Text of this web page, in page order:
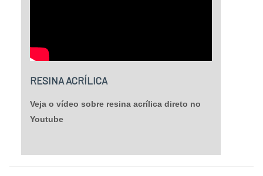
RESINA ACRÍLICA
Veja o vídeo sobre resina acrílica direto no
Youtube